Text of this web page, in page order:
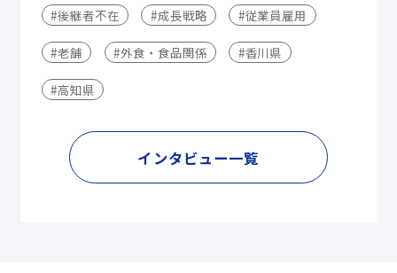
#後継者不在 #成長戦略 #従業員雇用
#老舗 #外食・食品関係 #香川県
#高知県
インタビュー一覧